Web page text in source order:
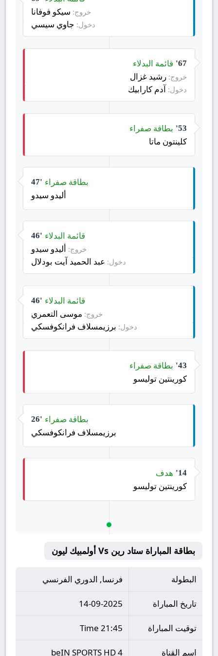
خروج: سيكو فوفانا
دخول: جاوي سيسي
67' قائمة البدلاء
خروج: رشيد غزال
دخول: آدم كارابيك
53' بطاقة صفراء
كلينتون ماتا
47' بطاقة صفراء
أليدو سيدو
46' قائمة البدلاء
خروج: أليدو سيدو
دخول: عبد الحميد آيت بودلال
46' قائمة البدلاء
خروج: موسى التعمري
دخول: برزيمسلاف فرانكوفسكي
43' بطاقة صفراء
كورينتين توليسو
26' بطاقة صفراء
برزيمسلاف فرانكوفسكي
14'
هدف
كورينتين توليسو
بطاقة المباراة ستاد رين Vs أولمبيك ليون
البطولة فرنسا, الدوري الفرنسي
تاريخ المباراة 14-09-2025
توقيت المباراة 21:45 Time
اسم القناة beIN SPORTS HD 4